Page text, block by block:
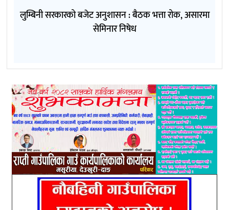
लुम्बिनी सरकारको बजेट अनुशासन : बैठक भत्ता रोक, असारमा
सेमिनार निषेध